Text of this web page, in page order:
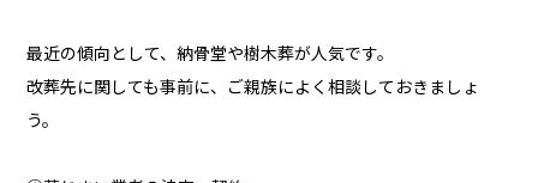
最近の傾向として、納骨堂や樹木葬が人気です。
改葬先に関しても事前に、ご親族によく相談しておきましょ
う。